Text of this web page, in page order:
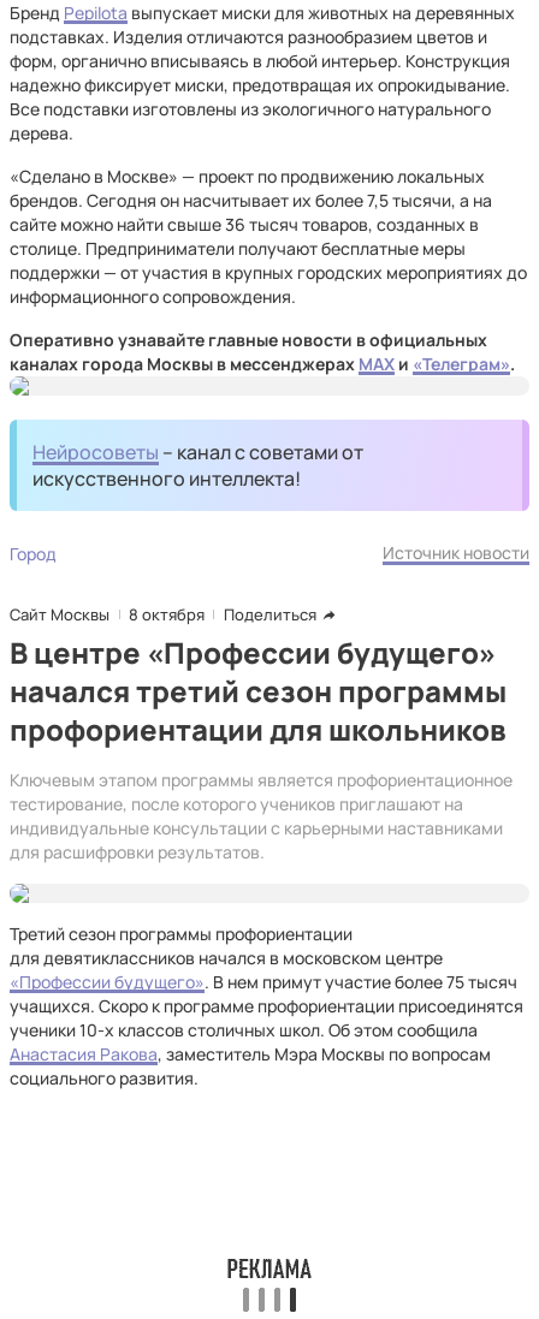
Бренд Pepilota выпускает миски для животных на деревянных
подставках. Изделия отличаются разнообразием цветов и
форм, органично вписываясь в любой интерьер. Конструкция
надежно фиксирует миски, предотвращая их опрокидывание.
Все подставки изготовлены из экологичного натурального
дерева.
«Сделано в Москве» — проект по продвижению локальных
брендов. Сегодня он насчитывает их более 7,5 тысячи, а на
сайте можно найти свыше 36 тысяч товаров, созданных в
столице. Предприниматели получают бесплатные меры
поддержки — от участия в крупных городских мероприятиях до
информационного сопровождения.
Оперативно узнавайте главные новости в официальных
каналах города Москвы в мессенджерах MAX и «Телеграм».
Нейросоветы – канал с советами от
искусственного интеллекта!
Город Источник новости
Сайт Москвы 8 октября Поделиться
В центре «Профессии будущего»
начался третий сезон программы
профориентации для школьников
Ключевым этапом программы является профориентационное
тестирование, после которого учеников приглашают на
индивидуальные консультации с карьерными наставниками
для расшифровки результатов.
Третий сезон программы профориентации
для девятиклассников начался в московском центре
«Профессии будущего». В нем примут участие более 75 тысяч
учащихся. Cкоро к программе профориентации присоединятся
ученики 10-х классов столичных школ. Об этом сообщила
Анастасия Ракова, заместитель Мэра Москвы по вопросам
социального развития.